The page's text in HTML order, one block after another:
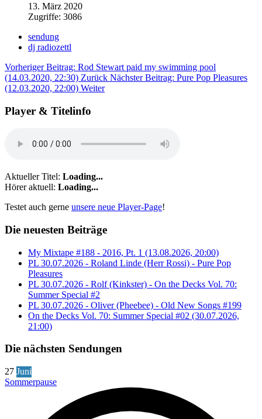
13. März 2020
Zugriffe: 3086
sendung
dj radiozettl
Vorheriger Beitrag: Rod Stewart paid my swimming pool
(14.03.2020, 22:30) Zurück Nächster Beitrag: Pure Pop Pleasures
(12.03.2020, 22:00) Weiter
Player & Titelinfo
Aktueller Titel: Loading...
Hörer aktuell: Loading...
Testet auch gerne unsere neue Player-Page!
Die neuesten Beiträge
My Mixtape #188 - 2016, Pt. 1 (13.08.2026, 20:00)
PL 30.07.2026 - Roland Linde (Herr Rossi) - Pure Pop
Pleasures
PL 30.07.2026 - Rolf (Kinkster) - On the Decks Vol. 70:
Summer Special #2
PL 30.07.2026 - Oliver (Pheebee) - Old New Songs #199
On the Decks Vol. 70: Summer Special #02 (30.07.2026,
21:00)
Die nächsten Sendungen
27 Juni
Sommerpause